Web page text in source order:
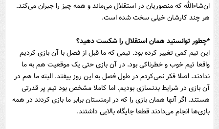
ان‌شاءالله که منصوریان در استقلال می‌ماند و همه چیز را جبران می‌کند.
هر چند کارشان خیلی سخت شده است.
*چطور توانستید همان استقلال را شکست دهید؟
این تیم کمی تغییر کرده بود. تیمی که ما قبل از فصل با آن بازی کردیم
واقعا تیم خوب و خطرناکی بود. در آن بازی حتی یک موقعیت هم به ما
ندادند. اصلا فکر نمی‌کردم در طول فصل به این روز بیفتد. البته ما هم در
آن بازی در شرایط بدنسازی بودیم. اما کاملا مشخص بود تیم پر قدرتی
هستند. اگر آنها همان بازی را که در ارمنستان برابر ما بازی کردند در همه
بازی‌ها انجام می‌دادند قطعا جایگاه بالایی داشتند.